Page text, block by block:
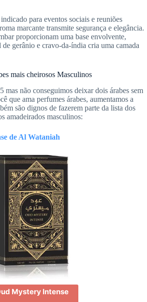
para eventos sociais e reuniões
marcante transmite segurança e elegância.
proporcionam uma base envolvente,
gerânio e cravo-da-índia cria uma camada
mais cheirosos Masculinos
mas não conseguimos deixar dois árabes sem
que ama perfumes árabes, aumentamos a
são dignos de fazerem parte da lista dos
amadeirados masculinos:
de Al Wataniah
Mystery Intense